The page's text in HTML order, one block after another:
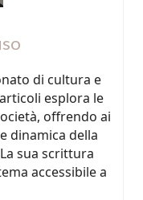
di cultura e
esplora le
offrendo ai
dinamica della
sua scrittura
accessibile a